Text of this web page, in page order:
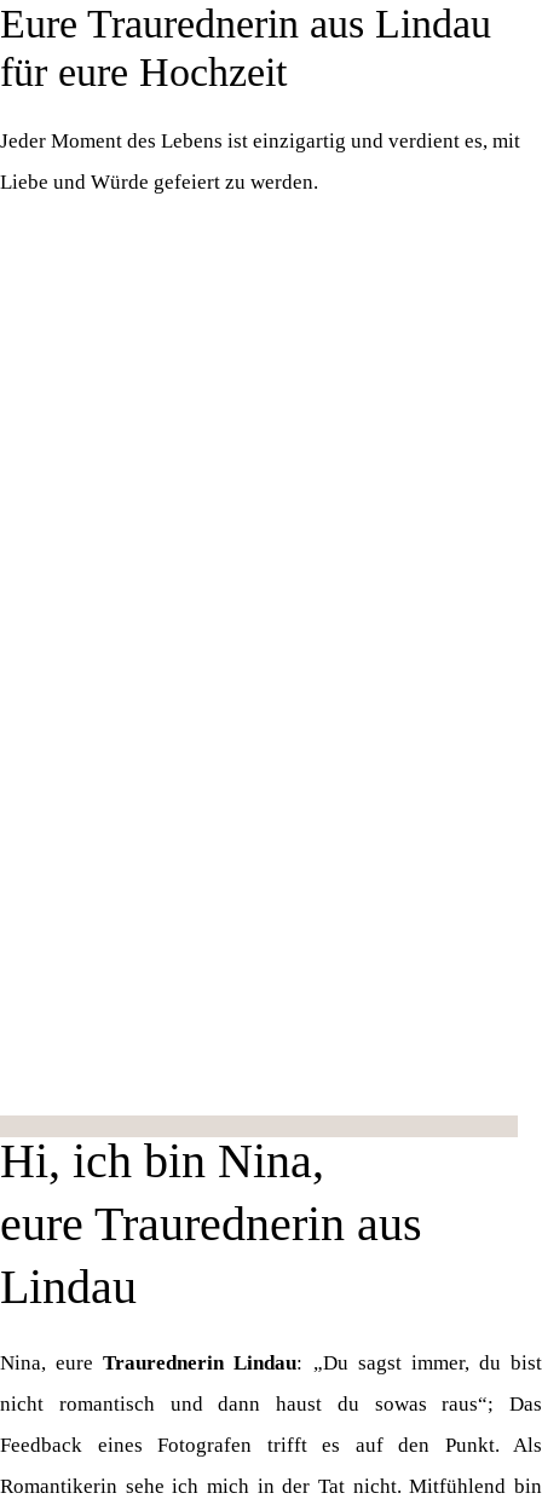
Zum
Inhalt
Eure Traurednerin aus Lindau
für eure Hochzeit
Jeder Moment des Lebens ist einzigartig und verdient es, mit
Liebe und Würde gefeiert zu werden.
Hi, ich bin Nina,
eure Traurednerin aus
Lindau
Nina, eureTraurednerin Lindau: „Du sagst immer, du bist
nicht romantisch und dann haust du sowas raus“; Das
Feedback eines Fotografen trifft es auf den Punkt. Als
Romantikerin sehe ich mich in der Tat nicht. Mitfühlend bin